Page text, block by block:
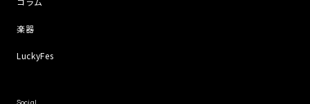
楽器
LuckyFes
Social